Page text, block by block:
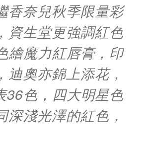
香奈兒秋季限量彩
資生堂更強調紅色
繪魔力紅唇膏，印
奧亦錦上添花，
36色，四大明星色
淺光澤的紅色，